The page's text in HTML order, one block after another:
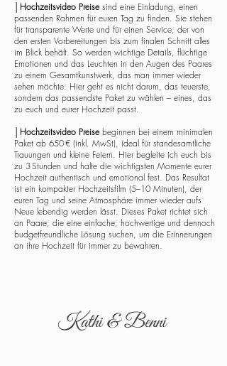
Hochzeitsvideo Preisesind eine Einladung, einen
passenden Rahmen für euren Tag zu finden. Sie stehen
für transparente Werte und für einen Service, der von
den ersten Vorbereitungen bis zum finalen Schnitt alles
im Blick behält. So werden wichtige Details, flüchtige
Emotionen und das Leuchten in den Augen des Paares
zu einem Gesamtkunstwerk, das man immer wieder
sehen möchte. Hier geht es nicht darum, das teuerste,
sondern das passendste Paket zu wählen – eines, das
zu euch und eurer Hochzeit passt.
Hochzeitsvideo Preisebeginnen bei einem minimalen
Paket ab 650 € (inkl. MwSt), ideal für standesamtliche
Trauungen und kleine Feiern. Hier begleite ich euch bis
zu 3 Stunden und halte die wichtigsten Momente eurer
Hochzeit authentisch und emotional fest. Das Resultat
ist ein kompakter Hochzeitsfilm (5–10 Minuten), der
euren Tag und seine Atmosphäre immer wieder aufs
Neue lebendig werden lässt. Dieses Paket richtet sich
an Paare, die eine einfache, hochwertige und dennoch
budgetfreundliche Lösung suchen, um die Erinnerungen
an ihre Hochzeit für immer zu bewahren.
Kathi & Benni